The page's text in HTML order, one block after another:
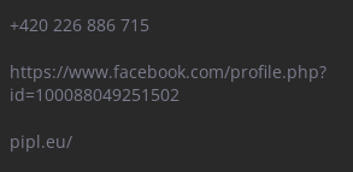
+420 226 886 715
https://www.facebook.com/profile.php?
id=100088049251502
pipl.eu/